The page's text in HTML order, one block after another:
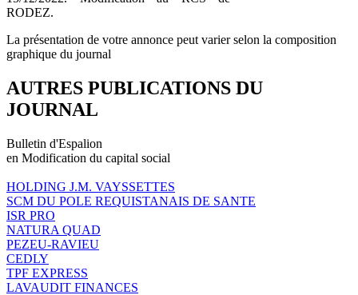
RODEZ.
La présentation de votre annonce peut varier selon la composition
graphique du journal
AUTRES PUBLICATIONS DU
JOURNAL
Bulletin d'Espalion
en Modification du capital social
HOLDING J.M. VAYSSETTES
SCM DU POLE REQUISTANAIS DE SANTE
ISR PRO
NATURA QUAD
PEZEU-RAVIEU
CEDLY
TPF EXPRESS
LAVAUDIT FINANCES